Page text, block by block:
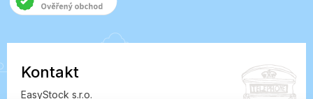
Kontakt
EasyStock s.r.o.